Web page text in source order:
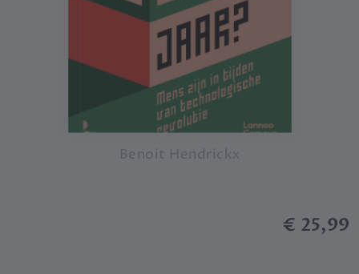
Benoit Hendrickx
€ 25,99